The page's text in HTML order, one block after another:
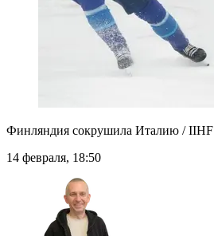
Финляндия сокрушила Италию / IIHF
14 февраля, 18:50